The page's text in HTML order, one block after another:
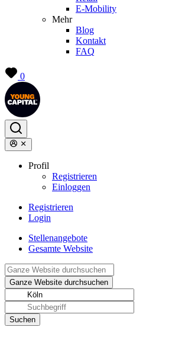
E-Mobility
Mehr
Blog
Kontakt
FAQ
0
Profil
Registrieren
Einloggen
Registrieren
Login
Stellenangebote
Gesamte Website